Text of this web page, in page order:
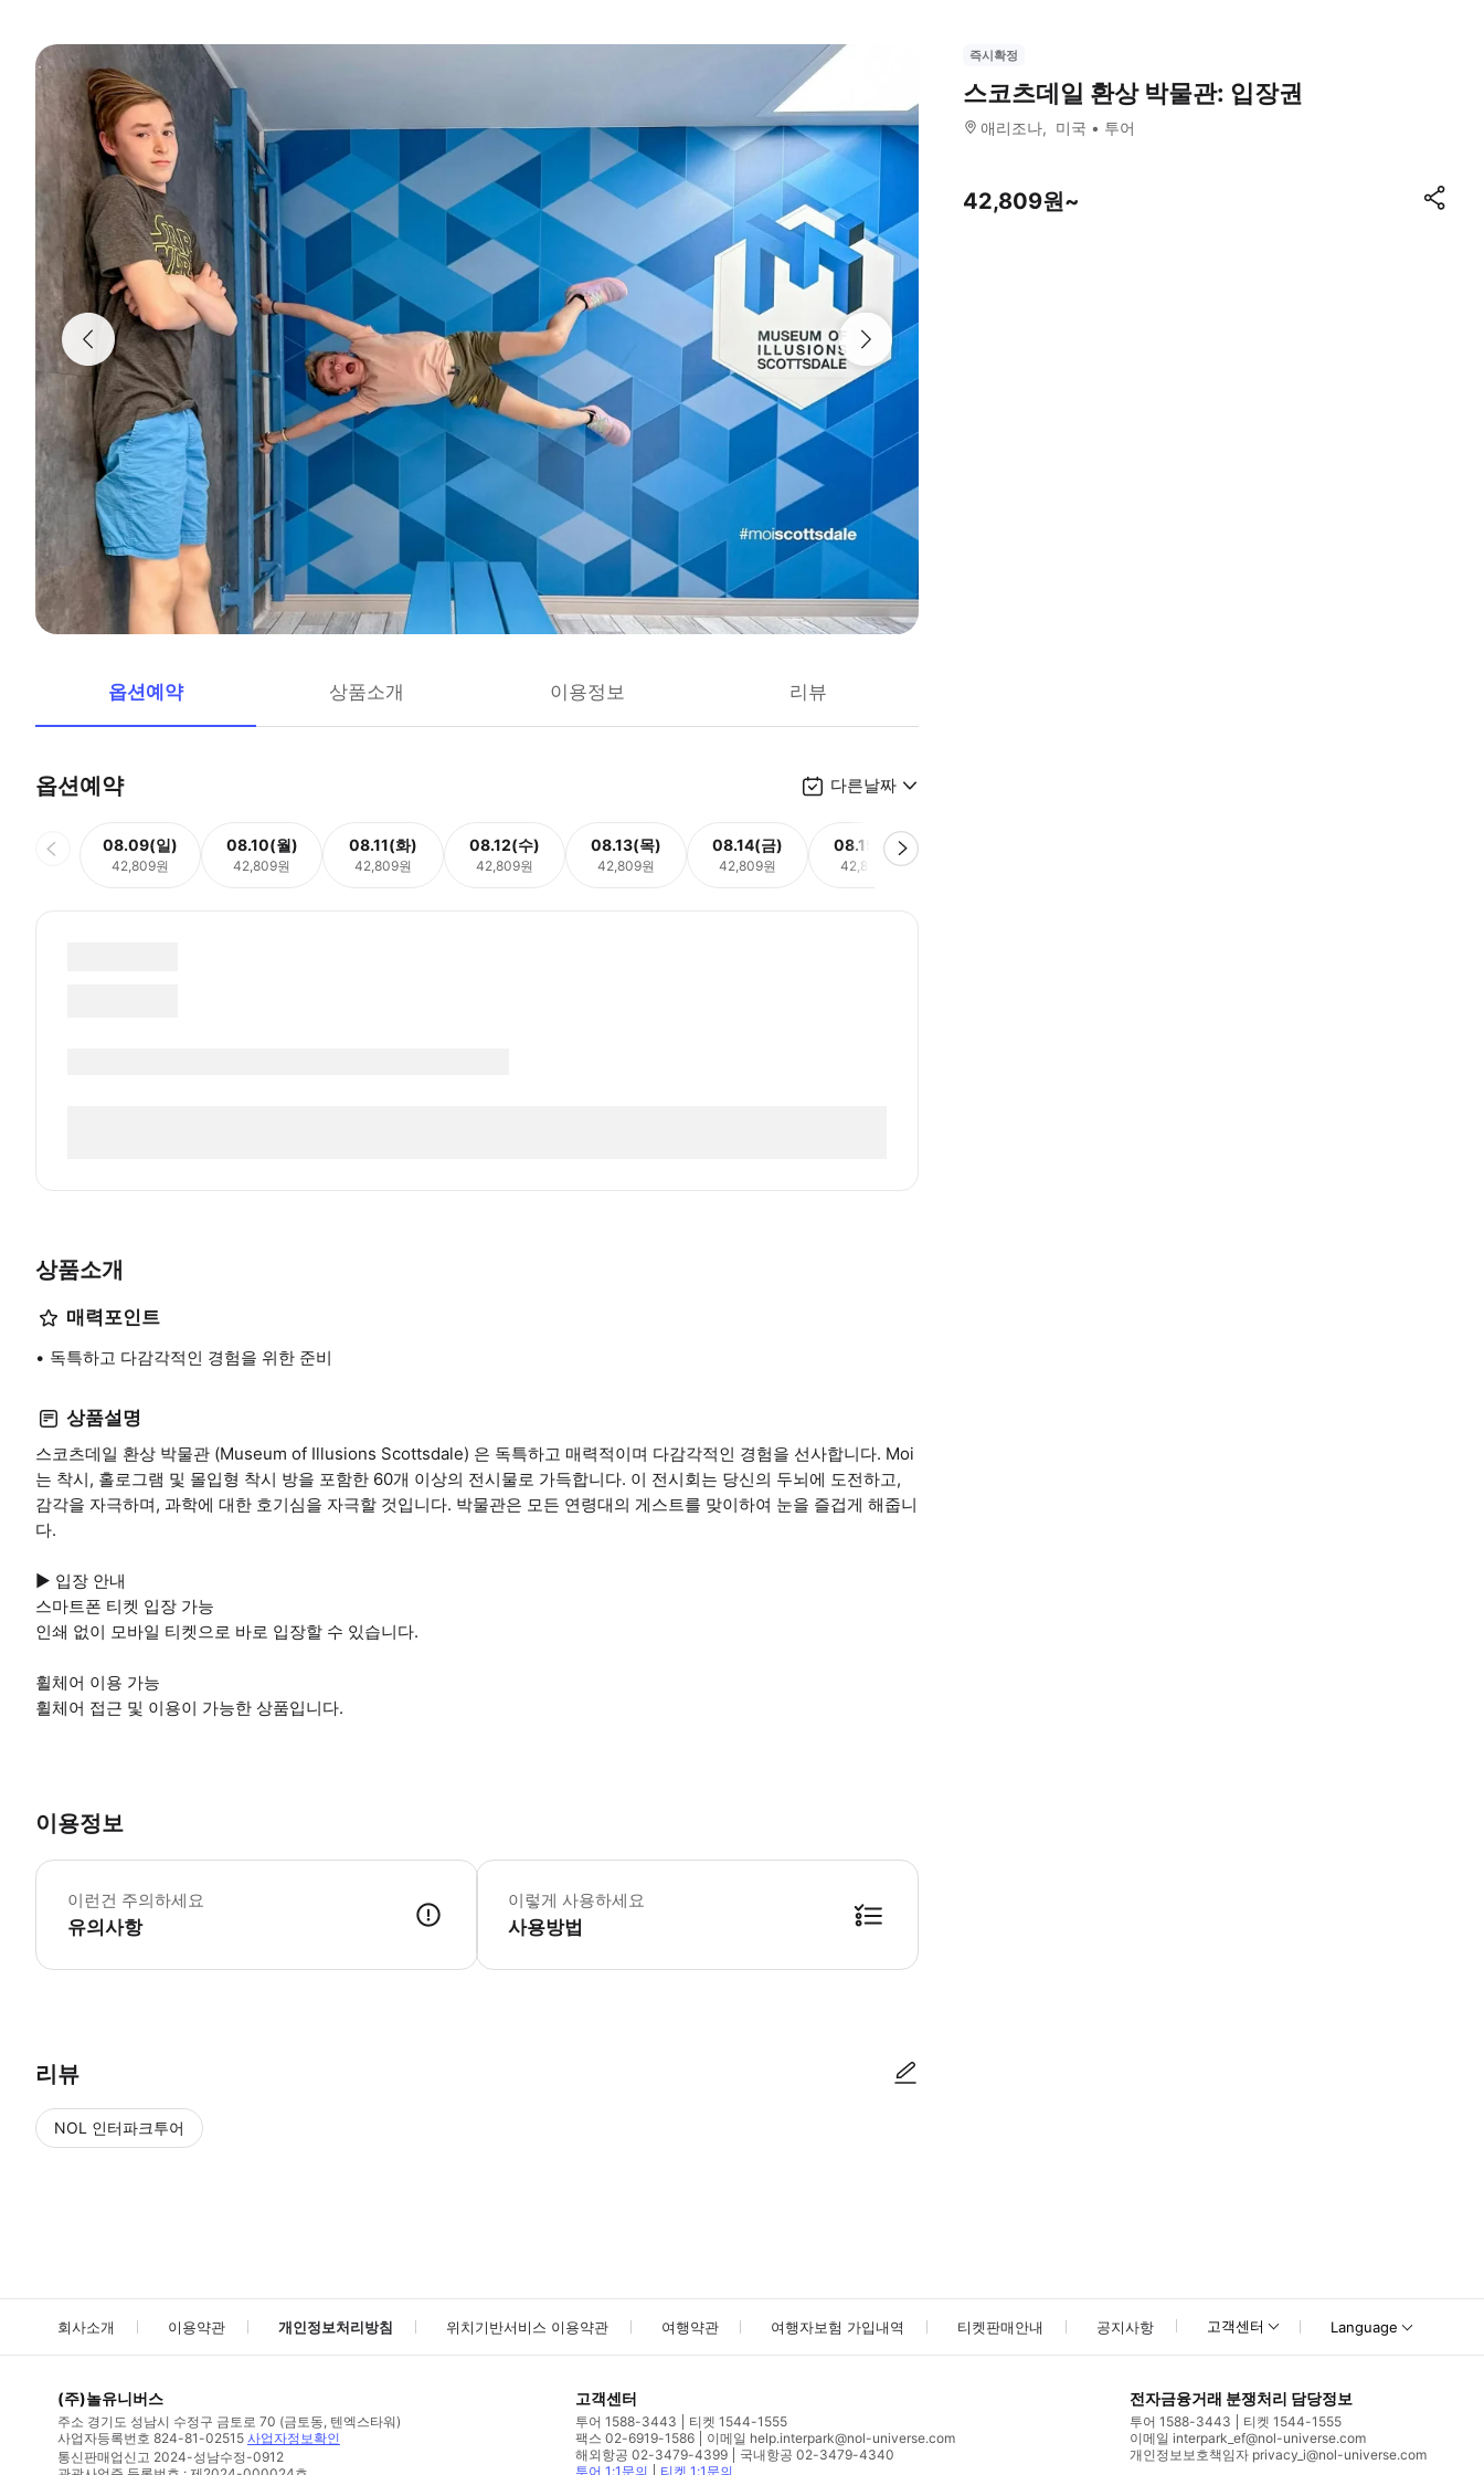
옵션예약 상품소개 이용정보 리뷰
옵션예약 다른날짜
08.09(일)
42,809원
08.10(월)
42,809원
08.11(화)
42,809원
08.12(수)
42,809원
08.13(목)
42,809원
08.14(금)
42,809원
08.15(토)
42,809원
상품소개
매력포인트
독특하고 다감각적인 경험을 위한 준비
상품설명
스코츠데일 환상 박물관 (Museum of Illusions Scottsdale) 은 독특하고 매력적이며 다감각적인 경험을 선사합니다. Moi
는 착시, 홀로그램 및 몰입형 착시 방을 포함한 60개 이상의 전시물로 가득합니다. 이 전시회는 당신의 두뇌에 도전하고,
감각을 자극하며, 과학에 대한 호기심을 자극할 것입니다. 박물관은 모든 연령대의 게스트를 맞이하여 눈을 즐겁게 해줍니
다.
▶ 입장 안내
스마트폰 티켓 입장 가능
인쇄 없이 모바일 티켓으로 바로 입장할 수 있습니다.
휠체어 이용 가능
휠체어 접근 및 이용이 가능한 상품입니다.
이용정보
이런건 주의하세요
유의사항
▶ 꼭 알아두세요 * 현금이 필요 없는 박물관입니다. * 가능하다면 유모차를 코트룸에 두세요. * 일부 전시는 휠체어 이용이 불가능할 수 있습니다
이렇게 사용하세요
사용방법
리뷰
NOL 인터파크투어
즉시확정
스코츠데일 환상 박물관: 입장권
애리조나 미국 투어
42,809원~
회사소개 이용약관 개인정보처리방침 위치기반서비스 이용약관 여행약관 여행자보험 가입내역 티켓판매안내 공지사항 고객센터 Language
(주)놀유니버스
주소 경기도 성남시 수정구 금토로 70 (금토동, 텐엑스타워)
사업자등록번호 824-81-02515 사업자정보확인
통신판매업신고 2024-성남수정-0912
고객센터
투어 1588-3443
티켓 1544-1555
팩스 02-6919-1586
이메일 help.interpark@nol-universe.com
해외항공 02-3479-4399
국내항공 02-3479-4340
투어 1:1문의
티켓 1:1문의
전자금융거래 분쟁처리 담당정보
투어 1588-3443
티켓 1544-1555
이메일 interpark_ef@nol-universe.com
개인정보보호책임자 privacy_i@nol-universe.com